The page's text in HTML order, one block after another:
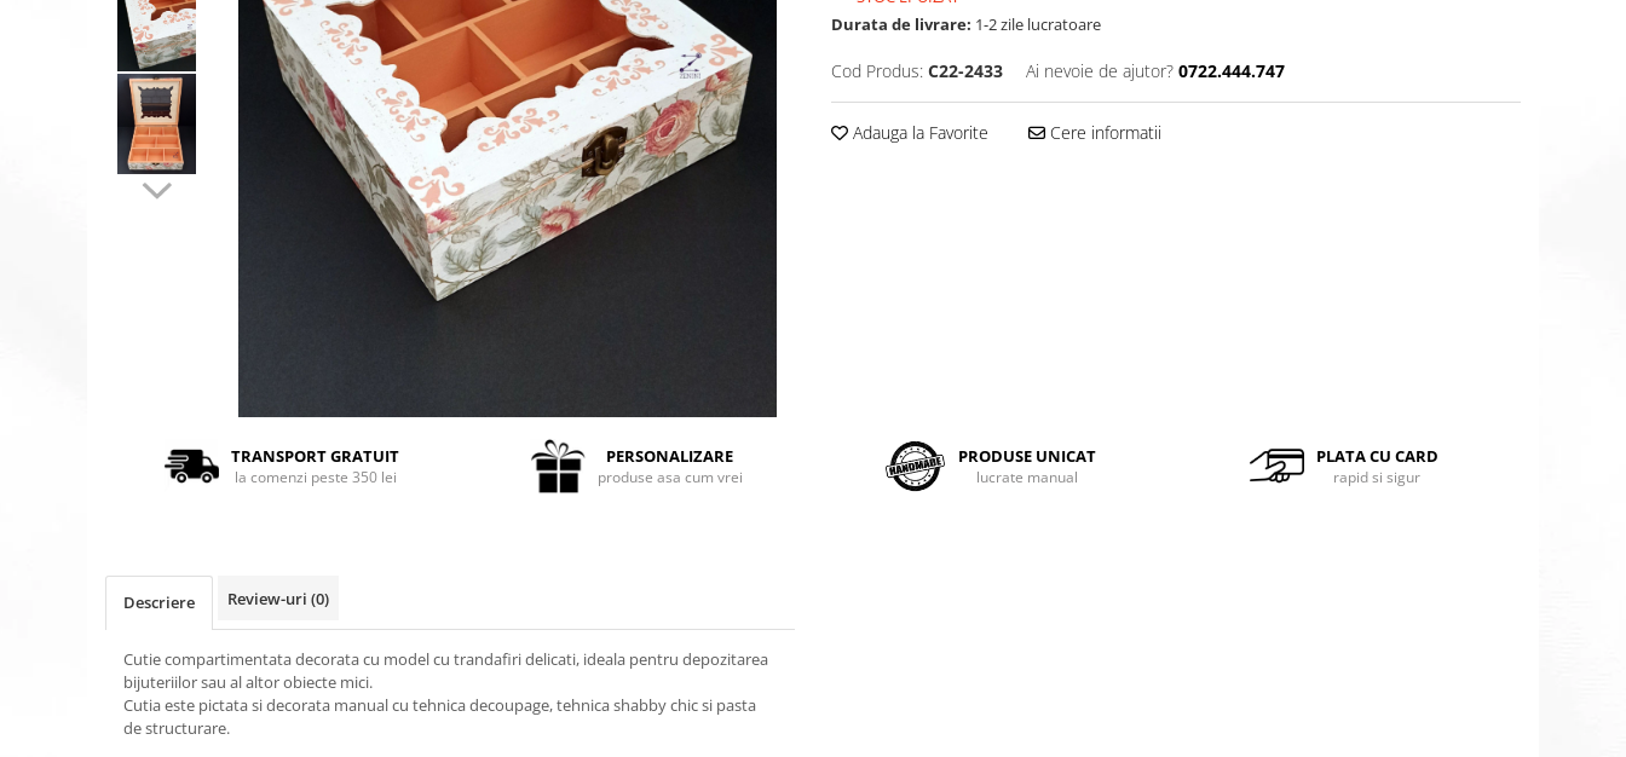
Durata de livrare: 1-2 zile lucratoare
Cod Produs: C22-2433 Ai nevoie de ajutor? 0722.444.747
Adauga la Favorite Cere informatii
TRANSPORT GRATUIT
la comenzi peste 350 lei
PERSONALIZARE
produse asa cum vrei
PRODUSE UNICAT
lucrate manual
PLATA CU CARD
rapid si sigur
Descriere Review-uri (0)
Cutie compartimentata decorata cu model cu trandafiri delicati, ideala pentru depozitarea
bijuteriilor sau al altor obiecte mici.
Cutia este pictata si decorata manual cu tehnica decoupage, tehnica shabby chic si pasta
de structurare.